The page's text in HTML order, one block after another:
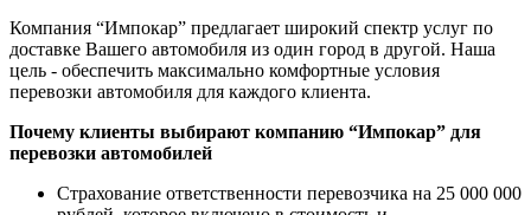
Компания “Импокар” предлагает широкий спектр услуг по
доставке Вашего автомобиля из один город в другой. Наша
цель - обеспечить максимально комфортные условия
перевозки автомобиля для каждого клиента.
Почему клиенты выбирают компанию “Импокар” для
перевозки автомобилей
Страхование ответственности перевозчика на 25 000 000